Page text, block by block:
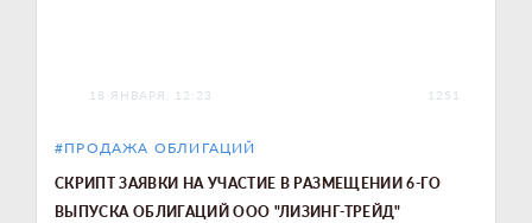
#ПРОДАЖА ОБЛИГАЦИЙ
СКРИПТ ЗАЯВКИ НА УЧАСТИЕ В РАЗМЕЩЕНИИ 6-ГО
ВЫПУСКА ОБЛИГАЦИЙ ООО "ЛИЗИНГ-ТРЕЙД"
18 ЯНВАРЯ, 12:23 1251